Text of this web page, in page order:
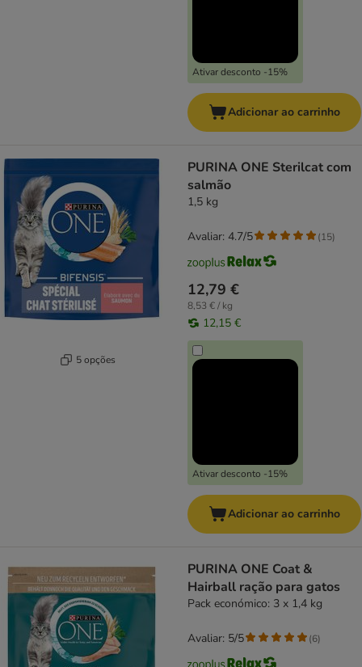
Ativar desconto -15%
Adicionar ao carrinho
5 opções
PURINA ONE Sterilcat com
salmão
1,5 kg
12,79 €
8,53 € / kg
12,15 €
Ativar desconto -15%
Avaliar: 4.7/5 (15)
Adicionar ao carrinho
PURINA ONE Coat &
Hairball ração para gatos
Pack económico: 3 x 1,4 kg
Avaliar: 5/5 (6)